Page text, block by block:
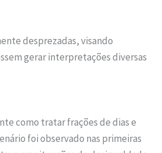
desprezadas, visando
gerar interpretações diversas
como tratar frações de dias e
foi observado nas primeiras